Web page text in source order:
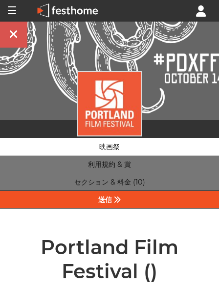
映画祭
利用規約 & 賞
セクション & 料金 (10)
送信
Portland Film
Festival ()